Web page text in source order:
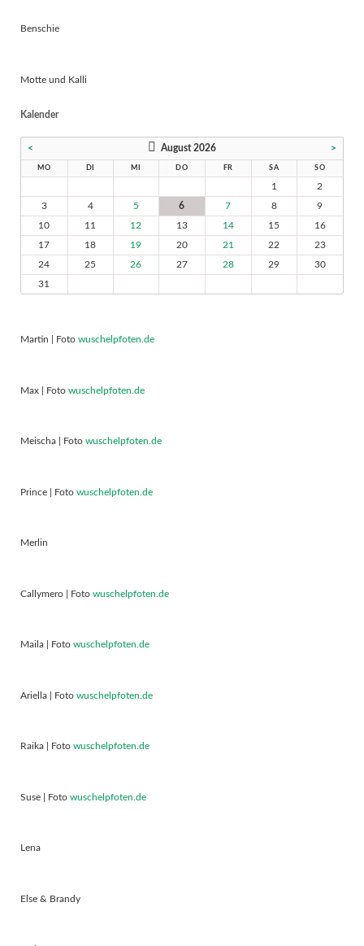
Benschie
Motte und Kalli
Kalender
< August 2026 >
MO DI MI DO FR SA SO
1
2
3
4 5 6 7 8
9
10
11 12 13 14 15
16
17
18 19 20 21 22
23
24
25 26 27 28 29
30
31
Martin | Foto wuschelpfoten.de
Max | Foto wuschelpfoten.de
Meischa | Foto wuschelpfoten.de
Prince | Foto wuschelpfoten.de
Merlin
Callymero | Foto wuschelpfoten.de
Maila | Foto wuschelpfoten.de
Ariella | Foto wuschelpfoten.de
Raika | Foto wuschelpfoten.de
Suse | Foto wuschelpfoten.de
Lena
Else & Brandy